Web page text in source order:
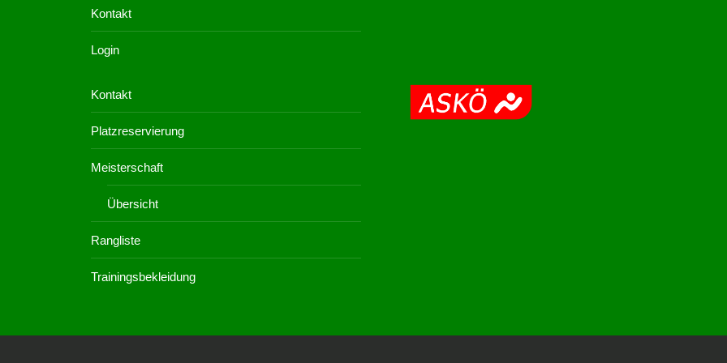
Kontakt
Login
Kontakt
Platzreservierung
Meisterschaft
Übersicht
Rangliste
Trainingsbekleidung